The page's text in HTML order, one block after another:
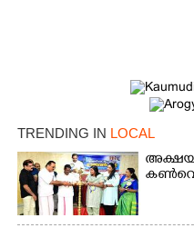
TRENDING IN LOCAL
അക്ഷയ